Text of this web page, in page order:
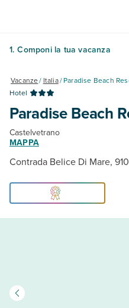
1. Componi la tua vacanza
Vacanze/ Italia/Paradise Beach
Hotel
Paradise Beach
Castelvetrano
MAPPA
Contrada Belice Di Mare,